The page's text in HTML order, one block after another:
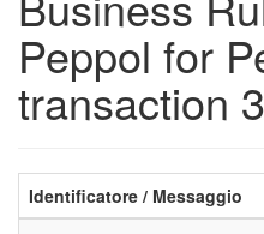
Peppol for
transaction
Identificatore / Messaggio